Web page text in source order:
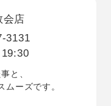
会店
3131
と、
ムーズです。